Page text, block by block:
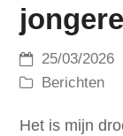
25/03/2026
Berichten
Het is mijn